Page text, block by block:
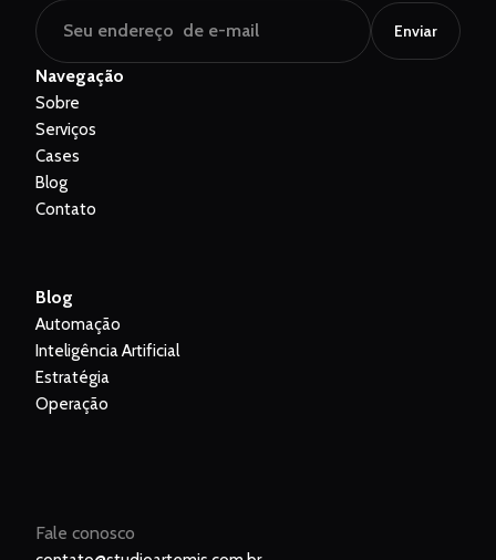
Enviar
Navegação
Sobre
Serviços
Cases
Blog
Contato
Blog
Automação
Inteligência Artificial
Estratégia
Operação
Fale conosco